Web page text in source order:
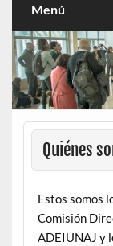
Menú
Quiénes
Estos somos
Comisión
ADEIUNAJ y